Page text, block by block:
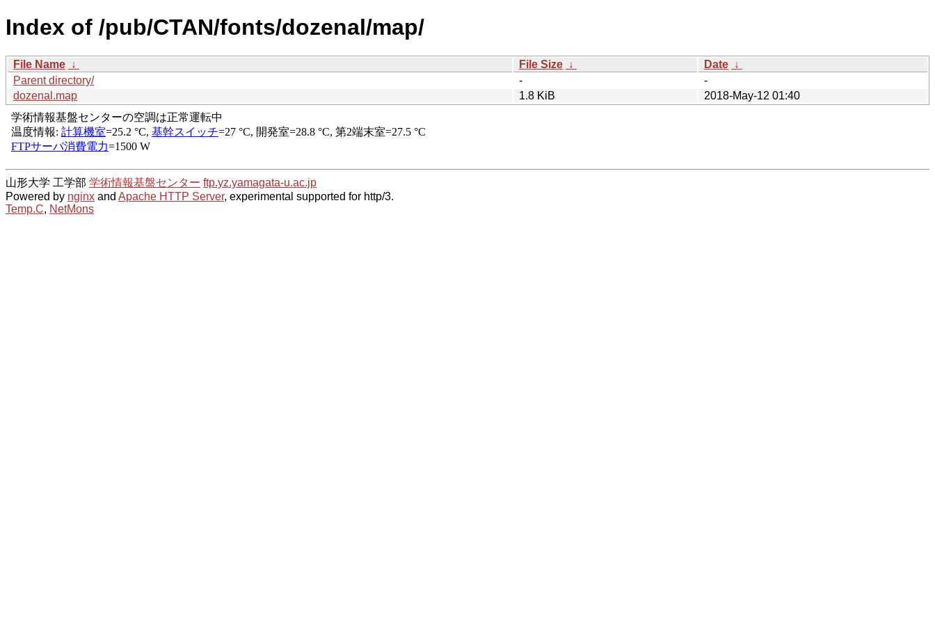
Index of /pub/CTAN/fonts/dozenal/map/
File Name ↓ File Size ↓ Date ↓
Parent directory/
-
-
dozenal.map
1.8 KiB 2018-May-12 01:40
山形大学 工学部 学術情報基盤センター ftp.yz.yamagata-u.ac.jp
Powered by nginx and Apache HTTP Server, experimental supported for http/3.
Temp.C, NetMons